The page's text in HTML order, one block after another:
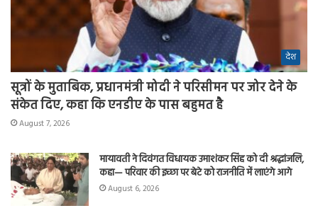
देश
सूत्रों के मुताबिक, प्रधानमंत्री मोदी ने परिसीमन पर जोर देने के
संकेत दिए, कहा कि एनडीए के पास बहुमत है
August 7, 2026
मायावती ने दिवंगत विधायक उमाशंकर सिंह को दी श्रद्धांजलि,
कहा— परिवार की इच्छा पर बेटे को राजनीति में लाएंगे आगे
August 6, 2026